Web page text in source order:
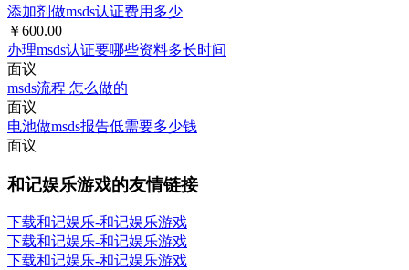
添加剂做msds认证费用多少
￥600.00
办理msds认证要哪些资料多长时间
面议
msds流程 怎么做的
面议
电池做msds报告低需要多少钱
面议
和记娱乐游戏的友情链接
下载和记娱乐-和记娱乐游戏
下载和记娱乐-和记娱乐游戏
下载和记娱乐-和记娱乐游戏